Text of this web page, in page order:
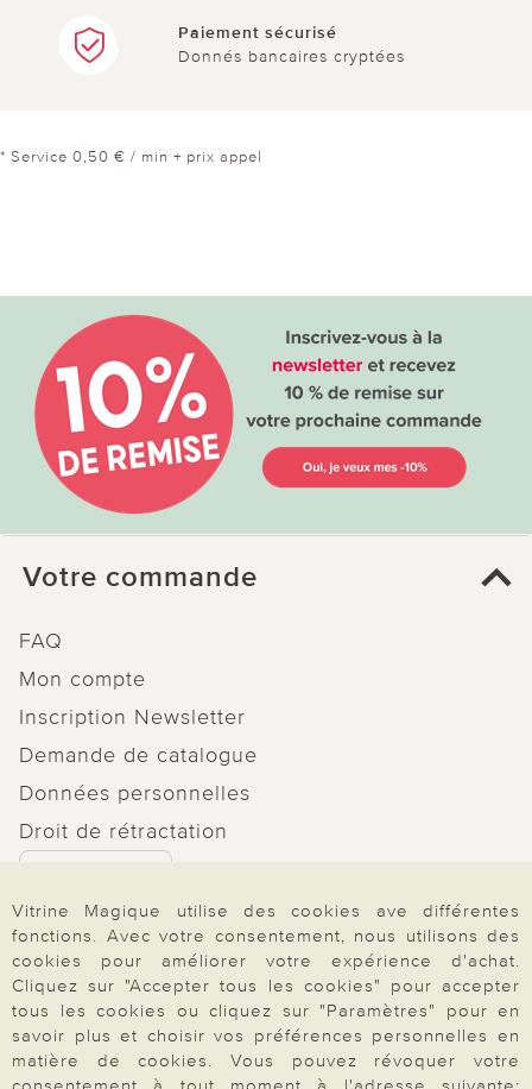
Paiement sécurisé
Donnés bancaires cryptées
* Service 0,50 € / min + prix appel
Votre commande
FAQ
Mon compte
Inscription Newsletter
Demande de catalogue
Données personnelles
Droit de rétractation
Paiement & Livraison
Vitrine Magique utilise des cookies ave différentes
fonctions. Avec votre consentement, nous utilisons des
cookies pour améliorer votre expérience d'achat.
Cliquez sur "Accepter tous les cookies" pour accepter
tous les cookies ou cliquez sur "Paramètres" pour en
savoir plus et choisir vos préférences personnelles en
matière de cookies. Vous pouvez révoquer votre